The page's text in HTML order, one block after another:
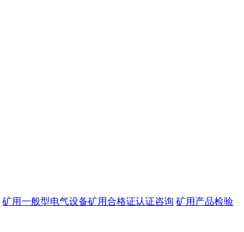
矿用一般型电气设备矿用合格证认证咨询 矿用产品检验